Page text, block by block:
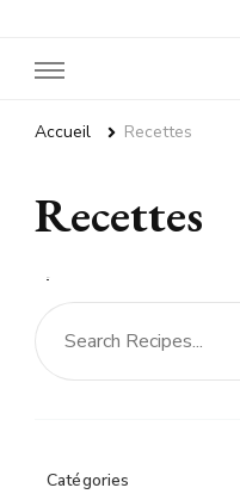
Accueil Recettes
Recettes
Catégories